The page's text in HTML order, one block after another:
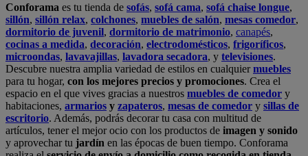
Conforama es tu tienda de sofás, sofá cama, sofá chaise longue,
sillón, sillón relax, colchones, muebles de salón, mesas comedor,
dormitorio de juvenil, dormitorio de matrimonio, canapés,
cocinas a medida, decoración, electrodomésticos, frigoríficos,
microondas, lavavajillas, lavadora secadora, y televisiones.
Descubre nuestra amplia variedad de estilos en cualquiermuebles
para tu hogar, con los mejores precios y promociones. Crea el
espacio en el que vives gracias a nuestros muebles de comedor y
habitaciones, armarios y zapateros, mesas de comedor y sillas de
escritorio. Además, podrás decorar tu casa con multitud de
artículos, tener el mejor ocio con los productos de imagen y sonido
y aprovechar tu jardín en las épocas de buen tiempo. Conforama